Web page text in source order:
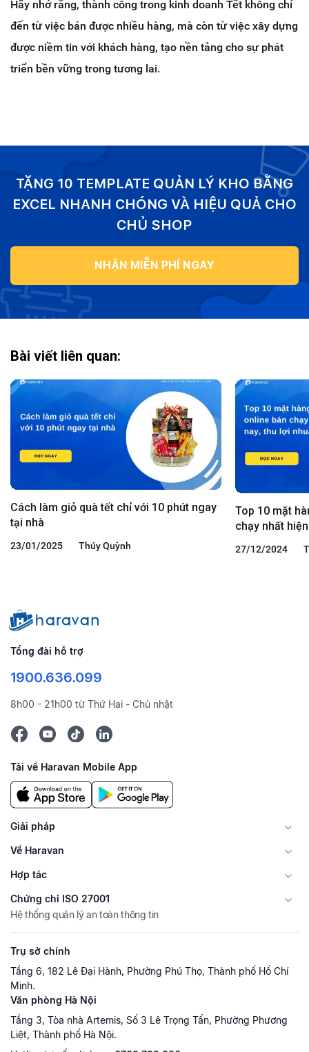
Hãy nhớ rằng, thành công trong kinh doanh Tết không chỉ
đến từ việc bán được nhiều hàng, mà còn từ việc xây dựng
được niềm tin với khách hàng, tạo nền tảng cho sự phát
triển bền vững trong tương lai.
TẶNG 10 TEMPLATE QUẢN LÝ KHO BẰNG
EXCEL NHANH CHÓNG VÀ HIỆU QUẢ CHO
CHỦ SHOP
NHẬN MIỄN PHÍ NGAY
Bài viết liên quan:
Cách làm giỏ quà tết chỉ với 10 phút ngay
tại nhà
23/01/2025 Thúy Quỳnh
Top 10 mặt
chạy nhất
27/12/2024
Tổng đài hỗ trợ
1900.636.099
8h00 - 21h00 từ Thứ Hai - Chủ nhật
Tải về Haravan Mobile App
Giải pháp
Về Haravan
Hợp tác
Chứng chỉ ISO 27001
Hệ thống quản lý an toàn thông tin
Trụ sở chính
Tầng 6, 182 Lê Đại Hành, Phường Phú Thọ, Thành phố Hồ Chí
Minh.
Văn phòng Hà Nội
Tầng 3, Tòa nhà Artemis, Số 3 Lê Trọng Tấn, Phường Phương
Liệt, Thành phố Hà Nội.